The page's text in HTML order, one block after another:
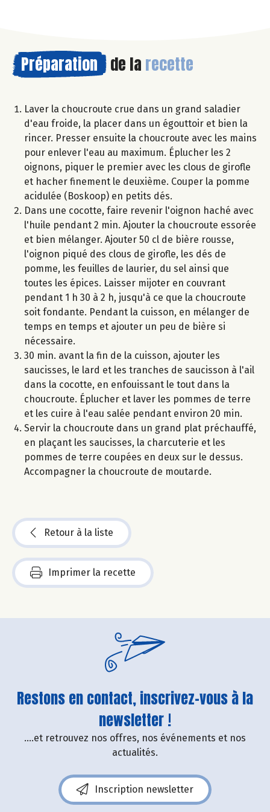
Préparation de la recette
Laver la choucroute crue dans un grand saladier
d'eau froide, la placer dans un égouttoir et bien la
rincer. Presser ensuite la choucroute avec les mains
pour enlever l'eau au maximum. Éplucher les 2
oignons, piquer le premier avec les clous de girofle
et hacher finement le deuxième. Couper la pomme
acidulée (Boskoop) en petits dés.
Dans une cocotte, faire revenir l'oignon haché avec
l'huile pendant 2 min. Ajouter la choucroute essorée
et bien mélanger. Ajouter 50 cl de bière rousse,
l'oignon piqué des clous de girofle, les dés de
pomme, les feuilles de laurier, du sel ainsi que
toutes les épices. Laisser mijoter en couvrant
pendant 1 h 30 à 2 h, jusqu'à ce que la choucroute
soit fondante. Pendant la cuisson, en mélanger de
temps en temps et ajouter un peu de bière si
nécessaire.
30 min. avant la fin de la cuisson, ajouter les
saucisses, le lard et les tranches de saucisson à l'ail
dans la cocotte, en enfouissant le tout dans la
choucroute. Éplucher et laver les pommes de terre
et les cuire à l'eau salée pendant environ 20 min.
Servir la choucroute dans un grand plat préchauffé,
en plaçant les saucisses, la charcuterie et les
pommes de terre coupées en deux sur le dessus.
Accompagner la choucroute de moutarde.
Retour à la liste
Imprimer la recette
Restons en contact, inscrivez-vous à la
newsletter !
....et retrouvez nos offres, nos événements et nos
actualités.
Inscription newsletter